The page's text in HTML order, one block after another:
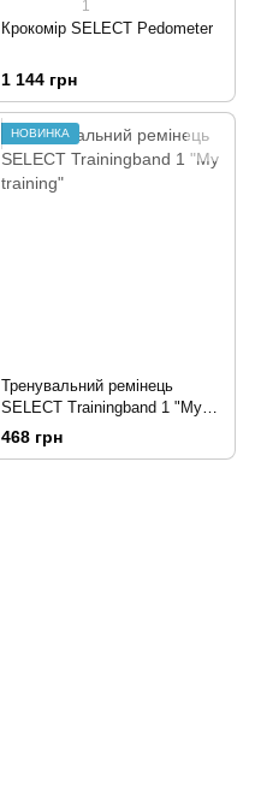
1
Крокомір SELECT Pedometer
1 144 грн
НОВИНКА
Тренувальний ремінець
SELECT Trainingband 1 "My
training"
468 грн